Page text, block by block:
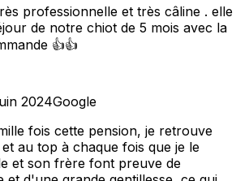
professionnelle et très câline . elle
de notre chiot de 5 mois avec la
👍👍
2024Google
fois cette pension, je retrouve
au top à chaque fois que je le
et son frère font preuve de